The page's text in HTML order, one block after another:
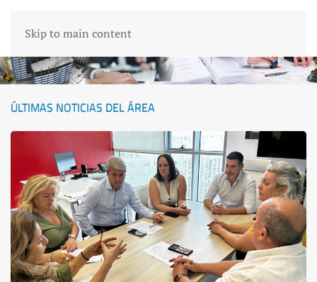
Skip to main content
ÚLTIMAS NOTICIAS DEL ÁREA